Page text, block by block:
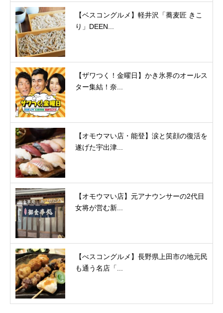
【ベスコングルメ】軽井沢「蕎麦匠 きこ
り」DEEN...
【ザワつく！金曜日】かき氷界のオールス
ター集結！奈...
【オモウマい店・能登】涙と笑顔の復活を
遂げた宇出津...
【オモウマい店】元アナウンサーの2代目
女将が営む新...
【べスコングルメ】長野県上田市の地元民
も通う名店「...